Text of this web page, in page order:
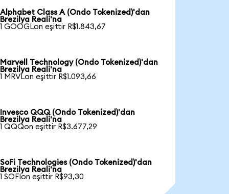
Alphabet Class A (Ondo Tokenized)'dan
Brezilya Reali'na
1 GOOGLon eşittir R$1.843,67
Marvell Technology (Ondo Tokenized)'dan
Brezilya Reali'na
1 MRVLon eşittir R$1.093,66
Invesco QQQ (Ondo Tokenized)'dan
Brezilya Reali'na
1 QQQon eşittir R$3.677,29
SoFi Technologies (Ondo Tokenized)'dan
Brezilya Reali'na
1 SOFIon eşittir R$93,30